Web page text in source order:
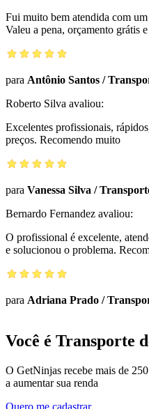
Fui muito bem atendida com
Valeu a pena, orçamento grátis
para Antônio Santos /
Roberto Silva avaliou:
Excelentes profissionais,
preços. Recomendo muito
para Vanessa Silva /
Bernardo Fernandez avaliou:
O profissional é excelente,
e solucionou o problema.
para Adriana Prado /
Você é Transporte
O GetNinjas recebe mais de
a aumentar sua renda
Quero me cadastrar